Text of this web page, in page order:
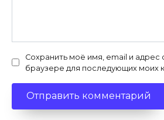
Сохранить моё имя, email и адрес
браузере для последующих моих